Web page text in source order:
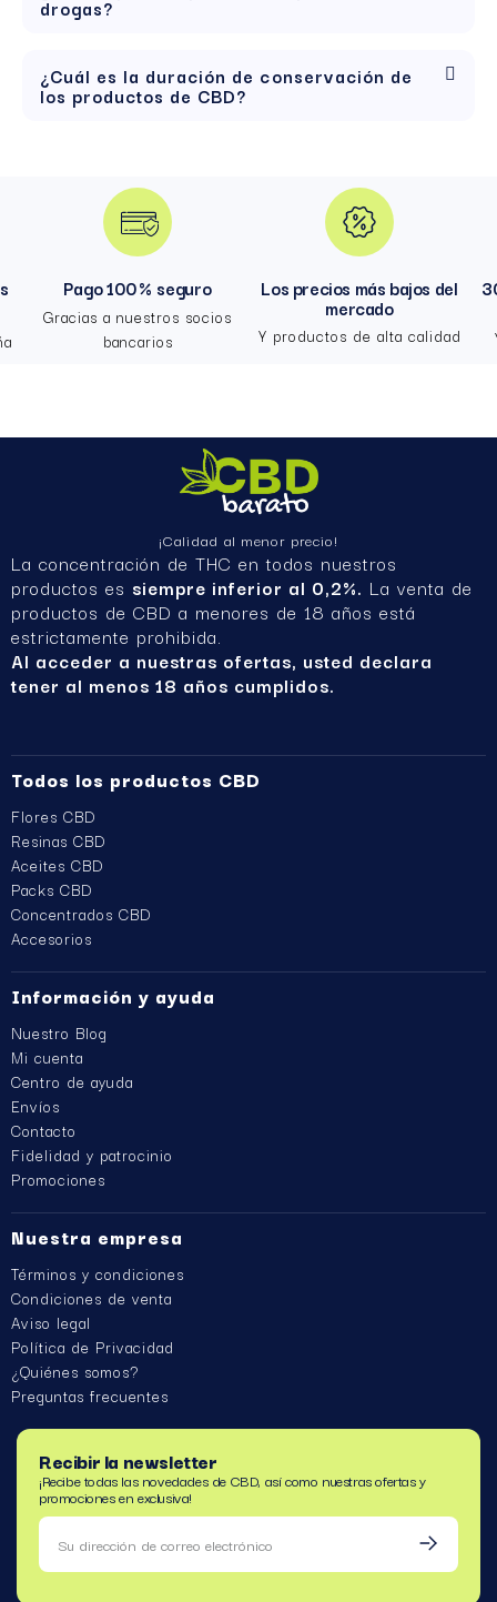
drogas?
¿Cuál es la duración de conservación de
los productos de CBD?
Pago 100 % seguro
Gracias a nuestros socios
bancarios
Los precios más bajos del
mercado
Y productos de alta calidad
¡Calidad al menor precio!
La concentración de THC en todos nuestros
productos es siempre inferior al 0,2%. La venta de
productos de CBD a menores de 18 años está
estrictamente prohibida.
Al acceder a nuestras ofertas, usted declara
tener al menos 18 años cumplidos.
Todos los productos CBD
Flores CBD
Resinas CBD
Aceites CBD
Packs CBD
Concentrados CBD
Accesorios
Información y ayuda
Nuestro Blog
Mi cuenta
Centro de ayuda
Envíos
Contacto
Fidelidad y patrocinio
Promociones
Nuestra empresa
Términos y condiciones
Condiciones de venta
Aviso legal
Política de Privacidad
¿Quiénes somos?
Preguntas frecuentes
Recibir la newsletter
¡Recibe todas las novedades de CBD, así como nuestras ofertas y
promociones en exclusiva!